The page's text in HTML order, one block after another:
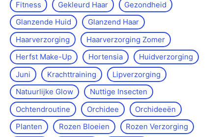
Fitness
Gekleurd Haar
Gezondheid
Glanzende Huid
Glanzend Haar
Haarverzorging
Haarverzorging Zomer
Herfst Make-Up
Hortensia
Huidverzorging
Juni
Krachttraining
Lipverzorging
Natuurlijke Glow
Nuttige Insecten
Ochtendroutine
Orchidee
Orchideeën
Planten
Rozen Bloeien
Rozen Verzorging